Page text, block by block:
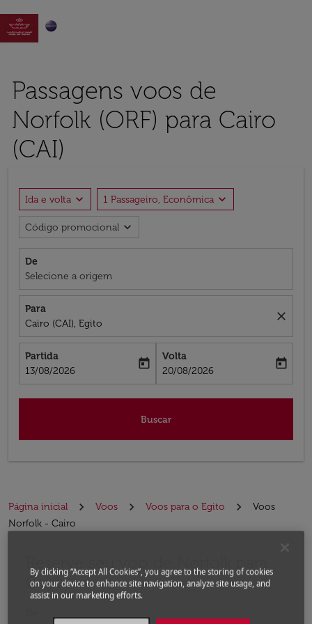

Passagens voos de
Norfolk (ORF) para Cairo
(CAI)
Ida e volta expand_more 1 Passageiro, Econômica expand_more
Código promocional expand_more
De
Selecione a origem
Para
Cairo (CAI), Egito
close
Partida
fc-booking-departure-date-aria-label
13/08/2026
today
Volta
fc-booking-return-date-aria-label
20/08/2026
today
Buscar
Página inicial Voos Voos para o Egito
Voos
Norfolk - Cairo
Reserve seu voo de Norfolk para
Cairo
By clicking “Accept All Cookies”, you agree to the storing of cookies
on your device to enhance site navigation, analyze site usage, and
assist in our marketing efforts.